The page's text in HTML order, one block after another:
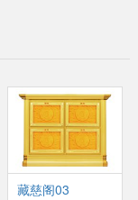
藏慈阁03